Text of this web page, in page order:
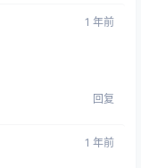
1 年前
回复
1 年前